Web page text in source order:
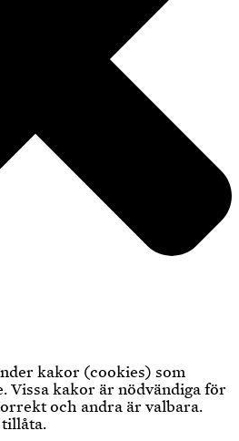
kakor (cookies) som
Vissa kakor är nödvändiga för
och andra är valbara.